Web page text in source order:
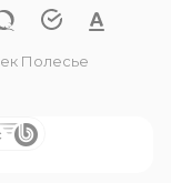
Полесье